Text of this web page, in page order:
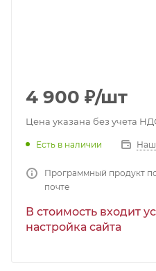
4 900 ₽/шт
Цена указана без учета
Есть в наличии
Программный продукт
почте
В стоимость входит
настройка сайта